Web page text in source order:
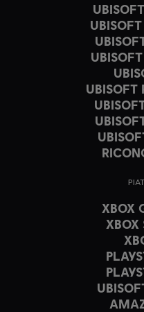
UBISOFT
XBOX
XBOX